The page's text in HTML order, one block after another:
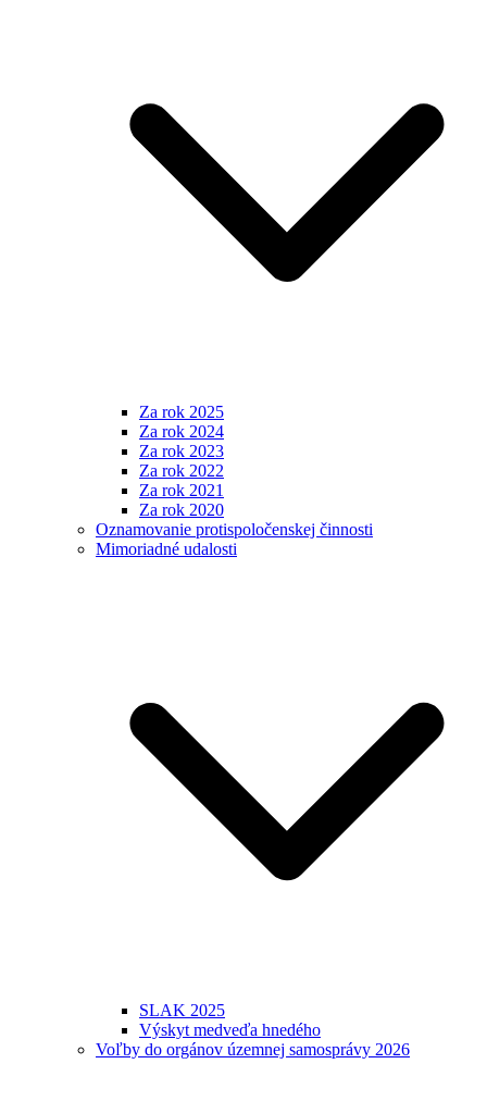
Za rok 2025
Za rok 2024
Za rok 2023
Za rok 2022
Za rok 2021
Za rok 2020
Oznamovanie protispoločenskej činnosti
Mimoriadné udalosti
SLAK 2025
Výskyt medveďa hnedého
Voľby do orgánov územnej samosprávy 2026